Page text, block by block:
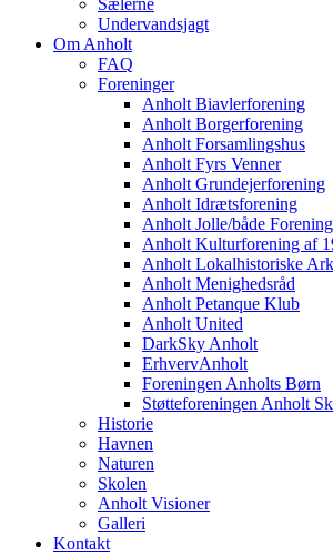
Sælerne
Undervandsjagt
Om Anholt
FAQ
Foreninger
Anholt Biavlerforening
Anholt Borgerforening
Anholt Forsamlingshus
Anholt Fyrs Venner
Anholt Grundejerforening
Anholt Idrætsforening
Anholt Jolle/både Forening
Anholt Kulturforening af
Anholt Lokalhistoriske
Anholt Menighedsråd
Anholt Petanque Klub
Anholt United
DarkSky Anholt
ErhvervAnholt
Foreningen Anholts Børn
Støtteforeningen Anholt
Historie
Havnen
Naturen
Skolen
Anholt Visioner
Galleri
Kontakt